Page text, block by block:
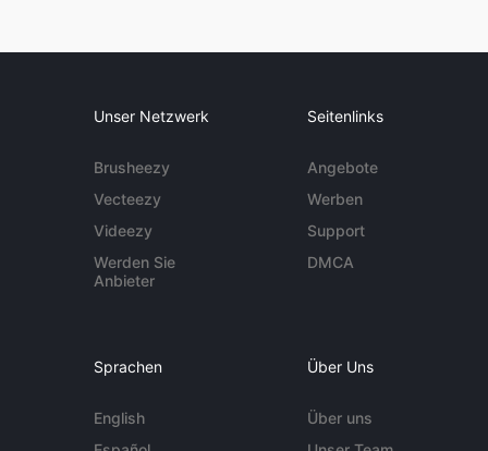
Unser Netzwerk
Brusheezy
Vecteezy
Videezy
Werden Sie
Anbieter
Seitenlinks
Angebote
Werben
Support
DMCA
Sprachen
English
Über Uns
Über uns